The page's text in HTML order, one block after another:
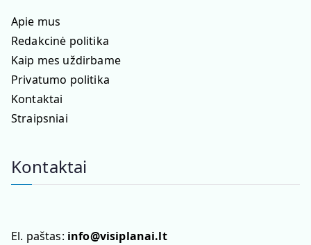
Apie mus
Redakcinė politika
Kaip mes uždirbame
Privatumo politika
Kontaktai
Straipsniai
Kontaktai
El. paštas: info@visiplanai.lt